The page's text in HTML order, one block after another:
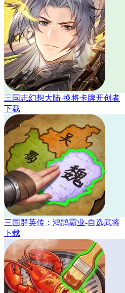
三国志幻想大陆-换将卡牌开创者
下载
三国群英传：鸿鹄霸业-自选武将
下载